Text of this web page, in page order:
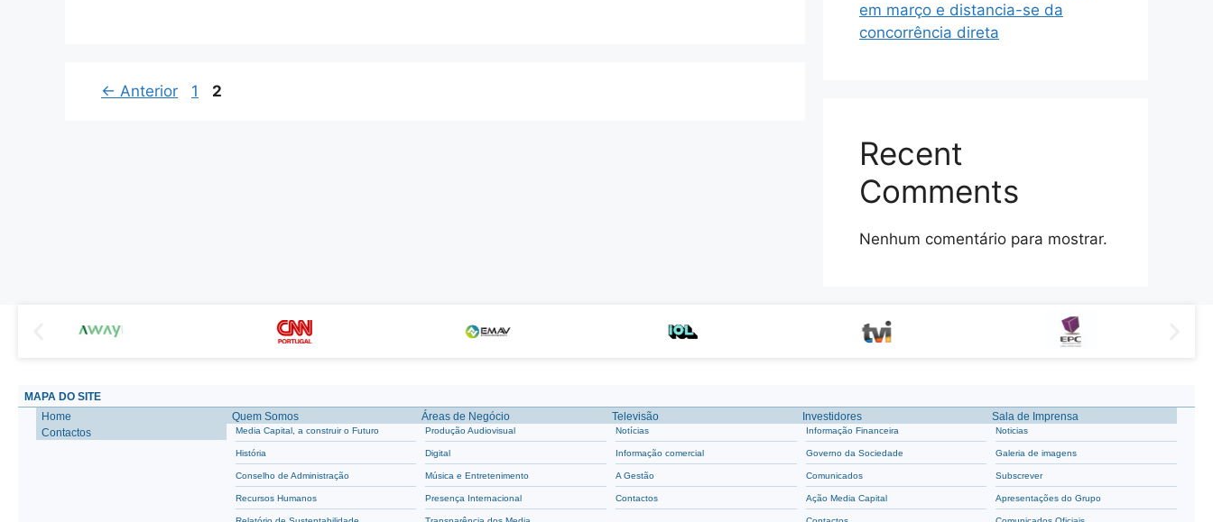
← Anterior 1 2
em março e distancia-se da
concorrência direta
Recent
Comments
Nenhum comentário para mostrar.
MAPA DO SITE
Home
Contactos
Quem Somos
Media Capital, a construir o Futuro
História
Conselho de Administração
Recursos Humanos
Áreas de Negócio
Produção Audiovisual
Digital
Música e Entretenimento
Presença Internacional
Televisão
Notícias
Informação comercial
A Gestão
Contactos
Investidores
Informação Financeira
Governo da Sociedade
Comunicados
Ação Media Capital
Sala de Imprensa
Noticias
Galeria de imagens
Subscrever
Apresentações do Grupo